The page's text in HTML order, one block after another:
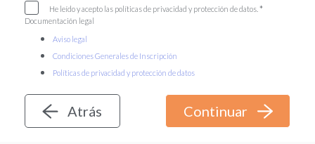
He leído y acepto las políticas de privacidad y protección de datos.
Documentación legal
Aviso legal
Condiciones Generales de Inscripción
Políticas de privacidad y protección de datos
Atrás